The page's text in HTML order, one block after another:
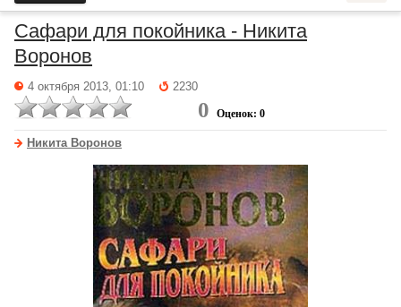
Сафари для покойника - Никита
Воронов
4 октября 2013, 01:10 2230
0 Оценок: 0
Никита Воронов